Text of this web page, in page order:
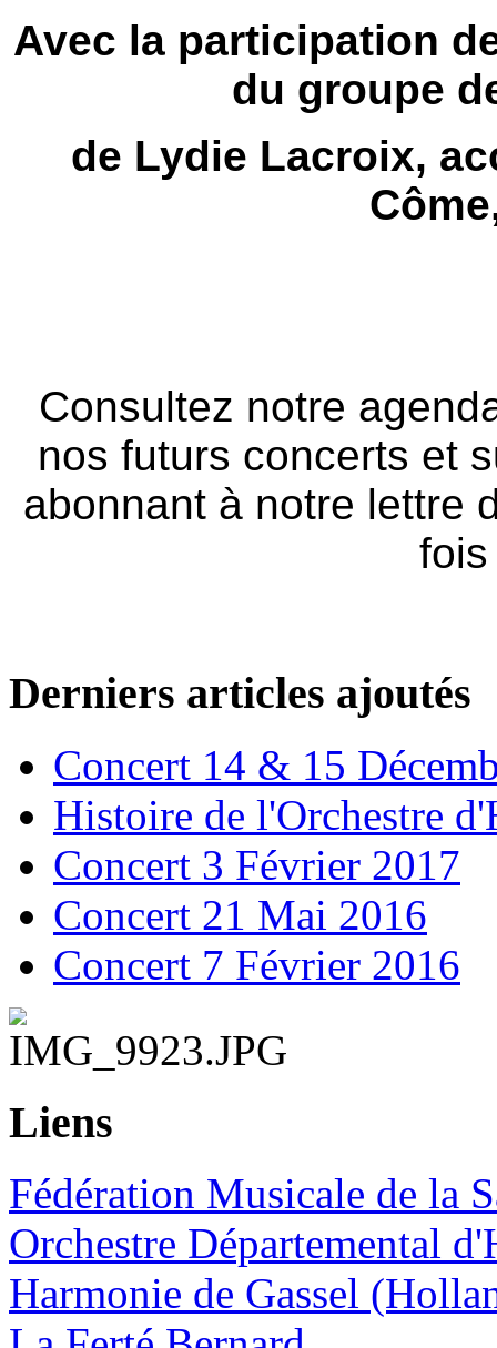
Avec la participation
du groupe
de Lydie Lacroix,
Consultez notre
nos futurs concerts et
abonnant à notre lettre
fois
Derniers articles ajoutés
Concert 14 & 15
Histoire de l'Orchestre
Concert 3 Février 2017
Concert 21 Mai 2016
Concert 7 Février 2016
Liens
Fédération Musicale de la
Orchestre Départemental
Harmonie de Gassel